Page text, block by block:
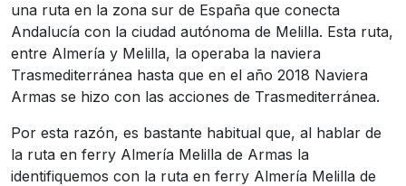
una ruta en la zona sur de España que conecta
Andalucía con la ciudad autónoma de Melilla. Esta ruta,
entre Almería y Melilla, la operaba la naviera
Trasmediterránea hasta que en el año 2018 Naviera
Armas se hizo con las acciones de Trasmediterránea.
Por esta razón, es bastante habitual que, al hablar de
la ruta en ferry Almería Melilla de Armas la
identifiquemos con la ruta en ferry Almería Melilla de